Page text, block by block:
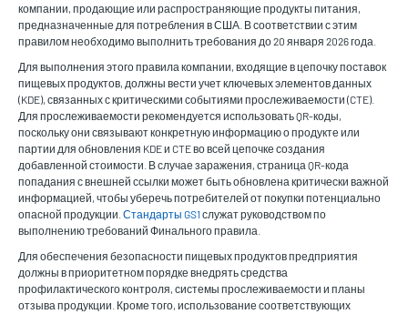
компании, продающие или распространяющие продукты питания,
предназначенные для потребления в США. В соответствии с этим
правилом необходимо выполнить требования до 20 января 2026 года.
Для выполнения этого правила компании, входящие в цепочку поставок
пищевых продуктов, должны вести учет ключевых элементов данных
(KDE), связанных с критическими событиями прослеживаемости (CTE).
Для прослеживаемости рекомендуется использовать QR-коды,
поскольку они связывают конкретную информацию о продукте или
партии для обновления KDE и CTE во всей цепочке создания
добавленной стоимости. В случае заражения, страница QR-кода
попадания с внешней ссылки может быть обновлена критически важной
информацией, чтобы уберечь потребителей от покупки потенциально
опасной продукции. Стандарты GS1 служат руководством по
выполнению требований Финального правила.
Для обеспечения безопасности пищевых продуктов предприятия
должны в приоритетном порядке внедрять средства
профилактического контроля, системы прослеживаемости и планы
отзыва продукции. Кроме того, использование соответствующих